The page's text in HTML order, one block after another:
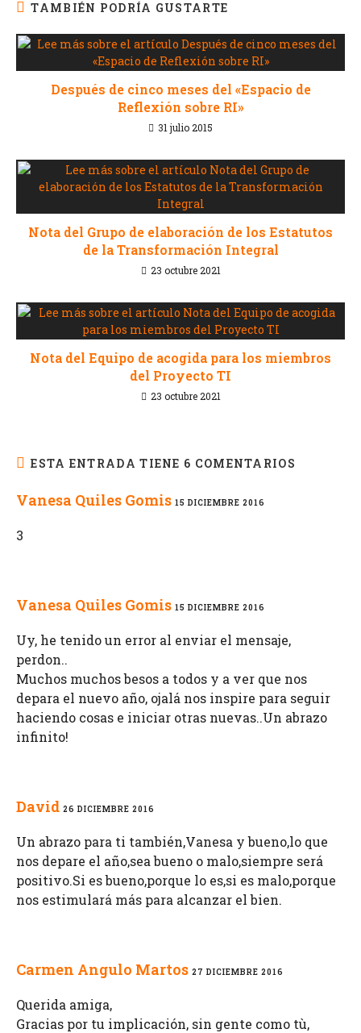
TAMBIÉN PODRÍA GUSTARTE
Después de cinco meses del «Espacio de
Reflexión sobre RI»
31 julio 2015
Nota del Grupo de elaboración de los Estatutos
de la Transformación Integral
23 octubre 2021
Nota del Equipo de acogida para los miembros
del Proyecto TI
23 octubre 2021
ESTA ENTRADA TIENE 6 COMENTARIOS
Vanesa Quiles Gomis 15 DICIEMBRE 2016
3
Vanesa Quiles Gomis 15 DICIEMBRE 2016
Uy, he tenido un error al enviar el mensaje,
perdon..
Muchos muchos besos a todos y a ver que nos
depara el nuevo año, ojalá nos inspire para seguir
haciendo cosas e iniciar otras nuevas..Un abrazo
infinito!
David 26 DICIEMBRE 2016
Un abrazo para ti también,Vanesa y bueno,lo que
nos depare el año,sea bueno o malo,siempre será
positivo.Si es bueno,porque lo es,si es malo,porque
nos estimulará más para alcanzar el bien.
Carmen Angulo Martos 27 DICIEMBRE 2016
Querida amiga,
Gracias por tu implicación, sin gente como tù,